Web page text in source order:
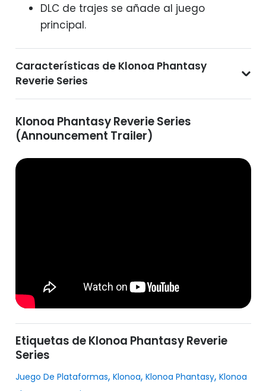
DLC de trajes se añade al juego
principal.
Características de Klonoa Phantasy
Reverie Series
Klonoa Phantasy Reverie Series
(Announcement Trailer)
Etiquetas de Klonoa Phantasy Reverie
Series
Juego De Plataformas, Klonoa, Klonoa Phantasy, Klonoa